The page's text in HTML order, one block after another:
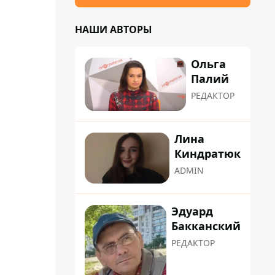
НАШИ АВТОРЫ
Ольга
Палий
РЕДАКТОР
Лина
Киндратюк
ADMIN
Эдуард
Бакканский
РЕДАКТОР